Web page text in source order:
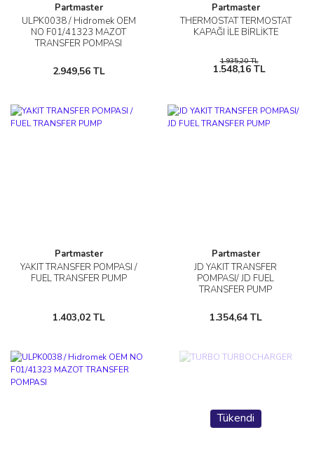
Partmaster
ULPK0038 / Hidromek OEM
NO F01/41323 MAZOT
TRANSFER POMPASI
2.949,56 TL
Partmaster
THERMOSTAT TERMOSTAT
KAPAĞI İLE BİRLİKTE
1.935,20 TL
1.548,16 TL
Partmaster
YAKIT TRANSFER POMPASI /
FUEL TRANSFER PUMP
1.403,02 TL
Partmaster
JD YAKIT TRANSFER
POMPASI/ JD FUEL
TRANSFER PUMP
1.354,64 TL
Tükendi